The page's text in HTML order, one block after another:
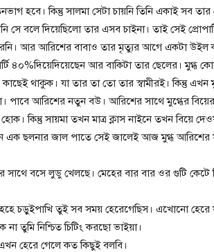
হবে। কিন্তু সালমা সেটা চায়নি তিনি একাই সব
সে বলে দিয়েছিলো তার এসব চাইনা। তাই সেই
আর আরিশের বাবাও তার মৃত্যুর আগে একটা উইল
৪০%দিয়েদিয়েছেন আর বাকিটা তার ছেলের। মুগ্ধ
কাছেই থাকুক। যা তার তা তো তার স্বামীরই। কিন্তু
পাবে আরিশের নতুন বউ। আরিশের সাথে মুগ্ধের
কিন্তু সায়মা তখন মাত্র ক্লাস নাইনে তখন বিয়ে
এক ছলনার জাল পাতে সেই জালেই আজ মুগ্ধ আরিশের
সাথে বসে লুডু খেলছে। মেহের বার বার ওর গুটি কেটে
চড়ুইপাখি তুই সব সময় হেরেগেছিস। এখোনো হেরে
না তুমি নিশ্চিত চিটিং করছো ভাইয়া।
হেরে গেলে কত কিছুই বলবি।